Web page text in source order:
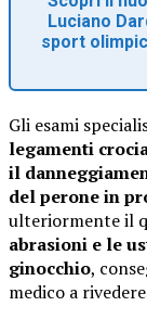
Luciano
sport
Gli esami
legamenti
il
del perone in
ulteriormente il
abrasioni e le
ginocchio,
medico a